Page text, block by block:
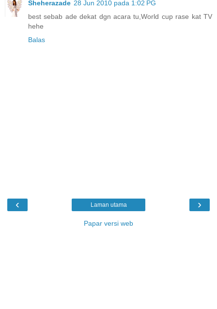
Sheherazade 28 Jun 2010 pada 1:02 PG
best sebab ade dekat dgn acara tu,World cup rase kat TV
hehe
Balas
‹ ›
Laman utama
Papar versi web